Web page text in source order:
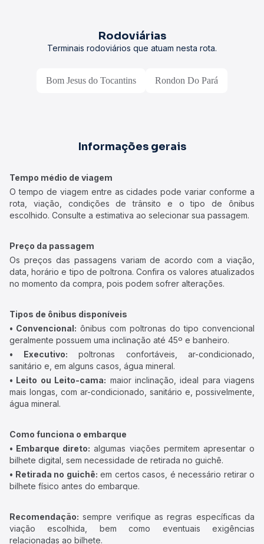
Rodoviárias
Terminais rodoviários que atuam nesta rota.
Bom Jesus do Tocantins Rondon Do Pará
Informações gerais
Tempo médio de viagem
O tempo de viagem entre as cidades pode variar conforme a
rota, viação, condições de trânsito e o tipo de ônibus
escolhido. Consulte a estimativa ao selecionar sua passagem.
Preço da passagem
Os preços das passagens variam de acordo com a viação,
data, horário e tipo de poltrona. Confira os valores atualizados
no momento da compra, pois podem sofrer alterações.
Tipos de ônibus disponíveis
• Convencional: ônibus com poltronas do tipo convencional
geralmente possuem uma inclinação até 45º e banheiro.
• Executivo: poltronas confortáveis, ar-condicionado,
sanitário e, em alguns casos, água mineral.
• Leito ou Leito-cama: maior inclinação, ideal para viagens
mais longas, com ar-condicionado, sanitário e, possivelmente,
água mineral.
Como funciona o embarque
• Embarque direto: algumas viações permitem apresentar o
bilhete digital, sem necessidade de retirada no guichê.
• Retirada no guichê: em certos casos, é necessário retirar o
bilhete físico antes do embarque.
Recomendação: sempre verifique as regras específicas da
viação escolhida, bem como eventuais exigências
relacionadas ao bilhete.